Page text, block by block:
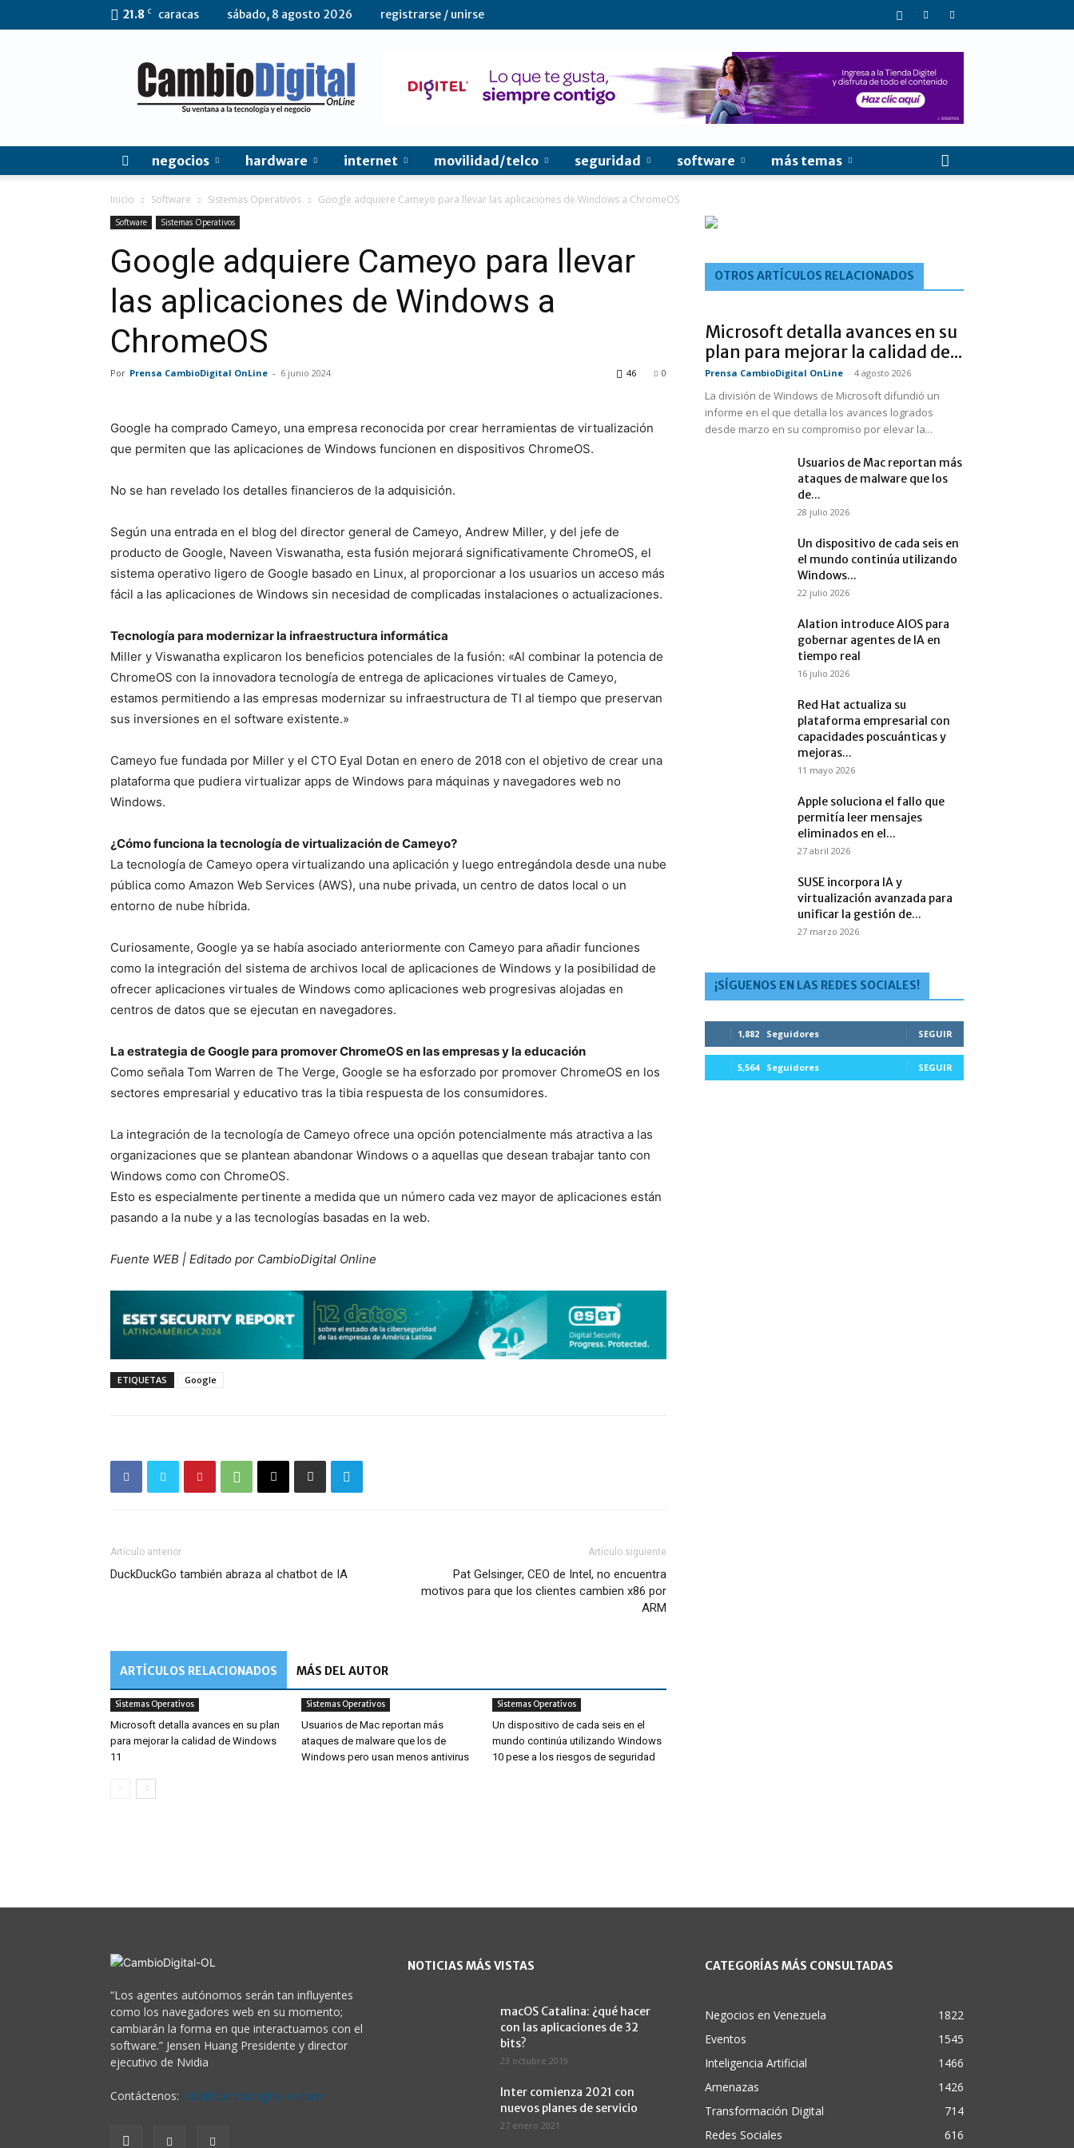
21.8 C caracas sábado, 8 agosto 2026 registrarse / unirse
CambioDigital
OnLine
negocios hardware internet movilidad/telco seguridad software más temas
Inicio Software Sistemas Operativos Google adquiere Cameyo para llevar las aplicaciones de Windows a ChromeOS
Software Sistemas Operativos
Google adquiere Cameyo para llevar
las aplicaciones de Windows a
ChromeOS
Por Prensa CambioDigital OnLine - 6 junio 2024 0
46
Google ha comprado Cameyo, una empresa reconocida por crear herramientas de virtualización
que permiten que las aplicaciones de Windows funcionen en dispositivos ChromeOS.
No se han revelado los detalles financieros de la adquisición.
Según una entrada en el blog del director general de Cameyo, Andrew Miller, y del jefe de
producto de Google, Naveen Viswanatha, esta fusión mejorará significativamente ChromeOS, el
sistema operativo ligero de Google basado en Linux, al proporcionar a los usuarios un acceso más
fácil a las aplicaciones de Windows sin necesidad de complicadas instalaciones o actualizaciones.
Tecnología para modernizar la infraestructura informática
Miller y Viswanatha explicaron los beneficios potenciales de la fusión: «Al combinar la potencia de
ChromeOS con la innovadora tecnología de entrega de aplicaciones virtuales de Cameyo,
estamos permitiendo a las empresas modernizar su infraestructura de TI al tiempo que preservan
sus inversiones en el software existente.»
Cameyo fue fundada por Miller y el CTO Eyal Dotan en enero de 2018 con el objetivo de crear una
plataforma que pudiera virtualizar apps de Windows para máquinas y navegadores web no
Windows.
¿Cómo funciona la tecnología de virtualización de Cameyo?
La tecnología de Cameyo opera virtualizando una aplicación y luego entregándola desde una nube
pública como Amazon Web Services (AWS), una nube privada, un centro de datos local o un
entorno de nube híbrida.
Curiosamente, Google ya se había asociado anteriormente con Cameyo para añadir funciones
como la integración del sistema de archivos local de aplicaciones de Windows y la posibilidad de
ofrecer aplicaciones virtuales de Windows como aplicaciones web progresivas alojadas en
centros de datos que se ejecutan en navegadores.
La estrategia de Google para promover ChromeOS en las empresas y la educación
Como señala Tom Warren de The Verge, Google se ha esforzado por promover ChromeOS en los
sectores empresarial y educativo tras la tibia respuesta de los consumidores.
La integración de la tecnología de Cameyo ofrece una opción potencialmente más atractiva a las
organizaciones que se plantean abandonar Windows o a aquellas que desean trabajar tanto con
Windows como con ChromeOS.
Esto es especialmente pertinente a medida que un número cada vez mayor de aplicaciones están
pasando a la nube y a las tecnologías basadas en la web.
Fuente WEB | Editado por CambioDigital Online
ETIQUETAS Google
Artículo anterior
DuckDuckGo también abraza al chatbot de IA
Artículo siguiente
Pat Gelsinger, CEO de Intel, no encuentra
motivos para que los clientes cambien x86 por
ARM
ARTÍCULOS RELACIONADOS MÁS DEL AUTOR
Sistemas Operativos
Microsoft detalla avances en su plan
para mejorar la calidad de Windows
11
Sistemas Operativos
Usuarios de Mac reportan más
ataques de malware que los de
Windows pero usan menos antivirus
Sistemas Operativos
Un dispositivo de cada seis en el
mundo continúa utilizando Windows
10 pese a los riesgos de seguridad
OTROS ARTÍCULOS RELACIONADOS
Microsoft detalla avances en su
plan para mejorar la calidad de...
Prensa CambioDigital OnLine - 4 agosto 2026
La división de Windows de Microsoft difundió un
informe en el que detalla los avances logrados
desde marzo en su compromiso por elevar la...
Usuarios de Mac reportan más
ataques de malware que los
de...
28 julio 2026
Un dispositivo de cada seis en
el mundo continúa utilizando
Windows...
22 julio 2026
Alation introduce AIOS para
gobernar agentes de IA en
tiempo real
16 julio 2026
Red Hat actualiza su
plataforma empresarial con
capacidades poscuánticas y
mejoras...
11 mayo 2026
Apple soluciona el fallo que
permitía leer mensajes
eliminados en el...
27 abril 2026
SUSE incorpora IA y
virtualización avanzada para
unificar la gestión de...
27 marzo 2026
¡SÍGUENOS EN LAS REDES SOCIALES!
1,882 Seguidores SEGUIR
5,564 Seguidores SEGUIR
“Los agentes autónomos serán tan influyentes
como los navegadores web en su momento;
cambiarán la forma en que interactuamos con el
software.” Jensen Huang Presidente y director
ejecutivo de Nvidia
Contáctenos: cdol@cambiodigital-ol.com
NOTICIAS MÁS VISTAS
macOS Catalina: ¿qué hacer
con las aplicaciones de 32
bits?
23 octubre 2019
Inter comienza 2021 con
nuevos planes de servicio
27 enero 2021
CATEGORÍAS MÁS CONSULTADAS
Negocios en Venezuela
1822
Eventos
1545
Inteligencia Artificial
1466
Amenazas
1426
Transformación Digital
714
Redes Sociales
616